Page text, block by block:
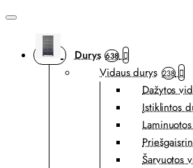
Durys 638
Vidaus durys 238
Dažytos
Įstiklintos
Šarvuotos